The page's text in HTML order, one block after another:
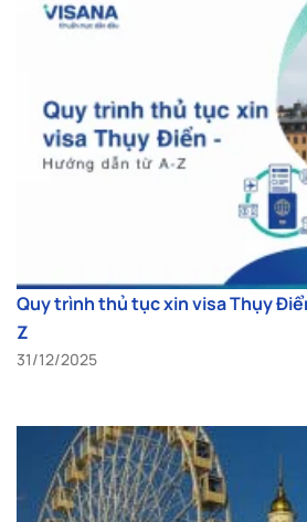
Quy trình thủ tục xin visa Thụy
Z
31/12/2025